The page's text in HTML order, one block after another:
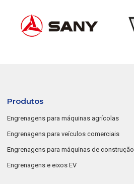
Produtos
Engrenagens para máquinas agrícolas
Engrenagens para veículos comerciais
Engrenagens para máquinas de construção
Engrenagens e eixos EV